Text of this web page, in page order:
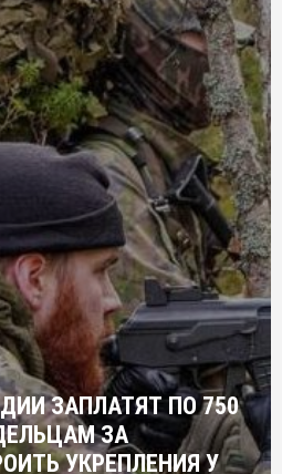
ЗАПЛАТЯТ ПО 750
ЗА
УКРЕПЛЕНИЯ У